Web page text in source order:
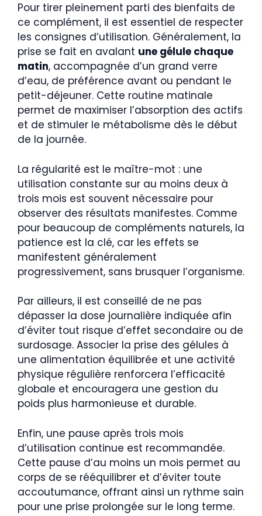
Pour tirer pleinement parti des bienfaits de
ce complément, il est essentiel de respecter
les consignes d’utilisation. Généralement, la
prise se fait en avalant une gélule chaque
matin, accompagnée d’un grand verre
d’eau, de préférence avant ou pendant le
petit-déjeuner. Cette routine matinale
permet de maximiser l’absorption des actifs
et de stimuler le métabolisme dès le début
de la journée.
La régularité est le maître-mot : une
utilisation constante sur au moins deux à
trois mois est souvent nécessaire pour
observer des résultats manifestes. Comme
pour beaucoup de compléments naturels, la
patience est la clé, car les effets se
manifestent généralement
progressivement, sans brusquer l’organisme.
Par ailleurs, il est conseillé de ne pas
dépasser la dose journalière indiquée afin
d’éviter tout risque d’effet secondaire ou de
surdosage. Associer la prise des gélules à
une alimentation équilibrée et une activité
physique régulière renforcera l’efficacité
globale et encouragera une gestion du
poids plus harmonieuse et durable.
Enfin, une pause après trois mois
d’utilisation continue est recommandée.
Cette pause d’au moins un mois permet au
corps de se rééquilibrer et d’éviter toute
accoutumance, offrant ainsi un rythme sain
pour une prise prolongée sur le long terme.